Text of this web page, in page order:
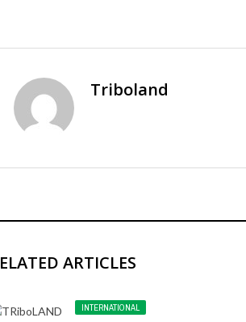
Triboland
ARTICLES
INTERNATIONAL